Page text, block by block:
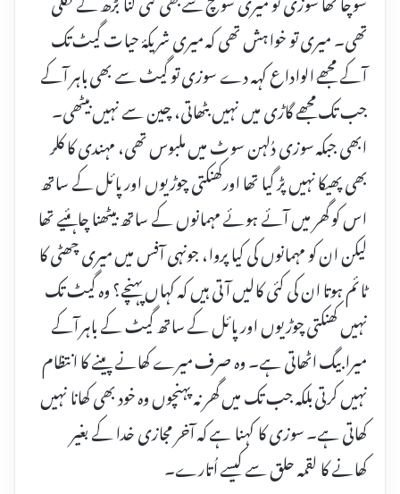
تھی۔ میری تو خواہش تھی کہ میری شریکۂ حیات گیٹ تک
آکے مجھے الواداع کہہ دے سوزی تو گیٹ سے بھی باہر آکے
جب تک مجھے گاڑی میں نہیں بٹھاتی، چین سے نہیں بیٹھی۔
ابھی جبکہ سوزی دُلہن سوٹ میں ملبوس تھی، مہندی کا کلر
بھی پھیکا نہیں پڑ گیا تھا اورکھنکتی چوڑیوں اور پائل کے ساتھ
اس کو گھر میں آئے ہوئے مہمانوں کے ساتھ بیٹھنا چاہئیے تھا
لیکن ان کو مہمانوں کی کیا پروا، جونہی آفس میں میری چھٹی کا
ٹائم ہوتا ان کی کئی کالیں آتی ہیں کہ کہاں پہنچے؟ وہ گیٹ تک
نہیں کھنکتی چوڑیوں اور پائل کے ساتھ گیٹ کے باہر آکے
میرا بیگ اٹھاتی ہے۔ وہ صرف میرے کھانے پینے کا انتظام
نہیں کرتی بلکہ جب تک میں گھر نہ پہنچوں وہ خود بھی کھانا نہیں
کھاتی ہے۔ سوزی کا کہنا ہے کہ آخر مجازی خدا کے بغیر
کھانے کا لقمہ حلق سے کیسے اُتارے۔